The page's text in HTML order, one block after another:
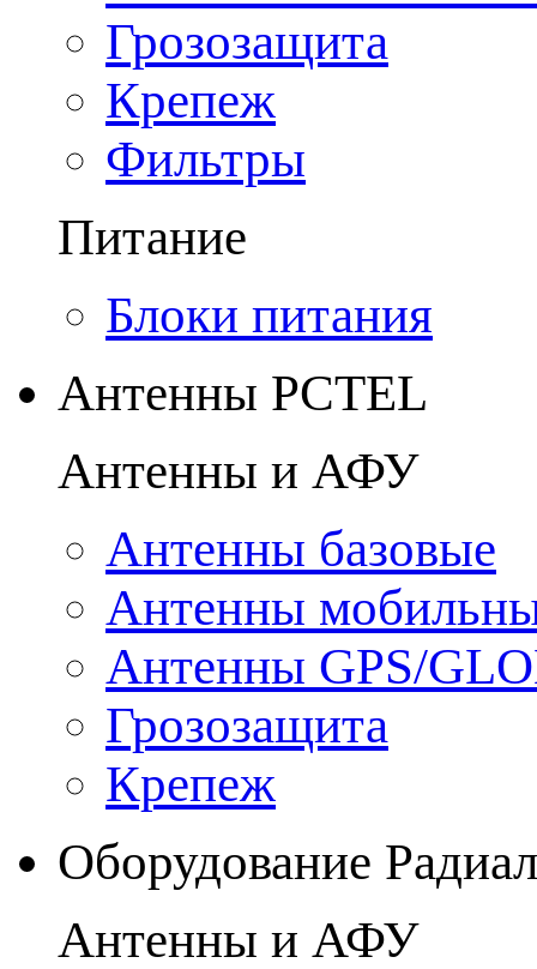
Грозозащита
Крепеж
Фильтры
Питание
Блоки питания
Антенны PCTEL
Антенны и АФУ
Антенны базовые
Антенны
Антенны GPS/
Грозозащита
Крепеж
Оборудование Радиал
Антенны и АФУ